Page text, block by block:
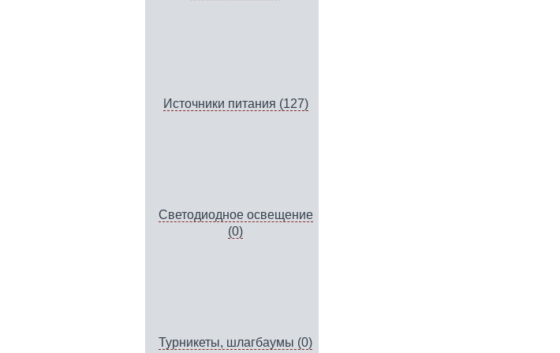
Источники питания (127)
Светодиодное освещение
(0)
Турникеты, шлагбаумы (0)